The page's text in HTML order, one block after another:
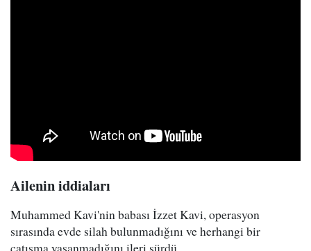
Ailenin iddiaları
Muhammed Kavi'nin babası İzzet Kavi, operasyon
sırasında evde silah bulunmadığını ve herhangi bir
çatışma yaşanmadığını ileri sürdü.